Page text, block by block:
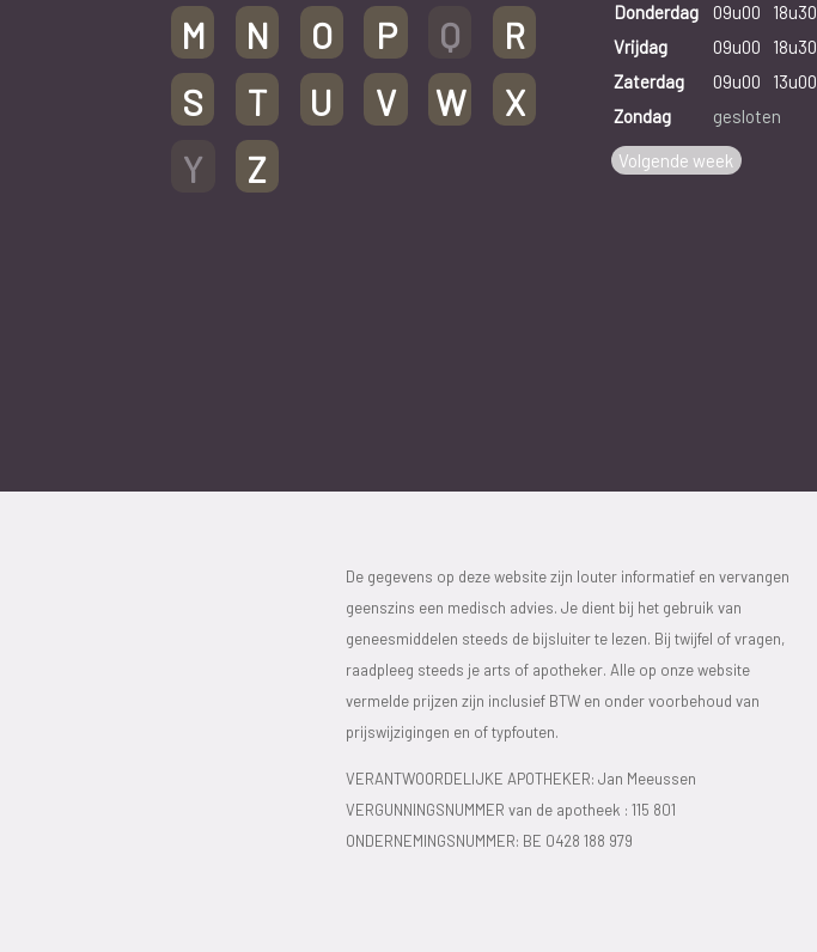
M
N O P Q
R
S
T U V W
X
Y
Z
Donderdag
09u00
18u30
Vrijdag
09u00
18u30
Zaterdag
09u00
13u00
Zondag
gesloten
Volgende week
De gegevens op deze website zijn louter informatief en vervangen
geenszins een medisch advies. Je dient bij het gebruik van
geneesmiddelen steeds de bijsluiter te lezen. Bij twijfel of vragen,
raadpleeg steeds je arts of apotheker. Alle op onze website
vermelde prijzen zijn inclusief BTW en onder voorbehoud van
prijswijzigingen en of typfouten.
VERANTWOORDELIJKE APOTHEKER: Jan Meeussen
VERGUNNINGSNUMMER van de apotheek : 115 801
ONDERNEMINGSNUMMER: BE 0428 188 979